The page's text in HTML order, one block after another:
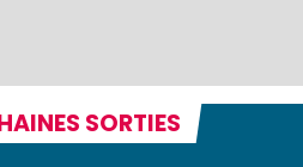
SORTIES